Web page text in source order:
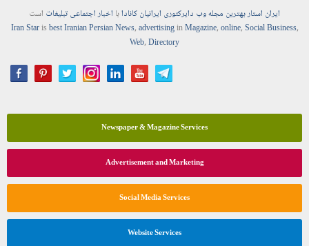
ایران استاربهترین مجلهوب دایرکتوری ایرانیان کانادابا اخباراجتماعیتبلیغات است
Iran Starisbest Iranian PersianNews,advertisinginMagazine,online,Social Business,
Web,Directory
Newspaper & Magazine Services
Advertisement and Marketing
Social Media Services
Website Services